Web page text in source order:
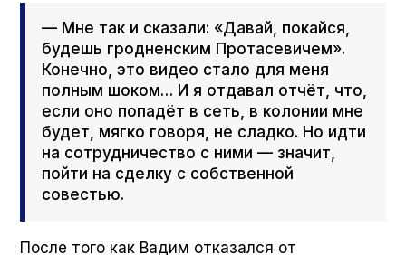
— Мне так и сказали: «Давай, покайся,
будешь гродненским Протасевичем».
Конечно, это видео стало для меня
полным шоком… И я отдавал отчёт, что,
если оно попадёт в сеть, в колонии мне
будет, мягко говоря, не сладко. Но идти
на сотрудничество с ними — значит,
пойти на сделку с собственной
совестью.
После того как Вадим отказался от